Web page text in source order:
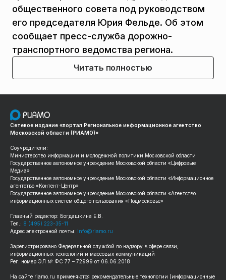
общественного совета под руководством
его председателя Юрия Фельде. Об этом
сообщает пресс-служба дорожно-
транспортного ведомства региона.
Читать полностью
Сетевое издание «портал Региональное информационное агентство
Московской области (РИАМО)»
Соучредители:
Министерство информации и молодежной политики Московской области
Государственное автономное учреждение Московской области «Цифровые
Медиа»
Государственное автономное учреждение Московской области «Информационное
агентство «Контент-Центр»
Государственное автономное учреждение Московской области «Агентство
информационных систем общего пользования «Подмосковье»
Главный редактор: Богдашкина Е.В.
Тел.: 8 (495) 223-35-11
Адрес электронной почты: info@riamo.ru
Зарегистрировано Федеральной службой по надзору в сфере связи,
информационных технологий и массовых коммуникаций
Рег. номер ЭЛ № ФС 77 – 72999 от 06.06.2018
На сайте riamo.ru применяются рекомендательные технологии (информационные